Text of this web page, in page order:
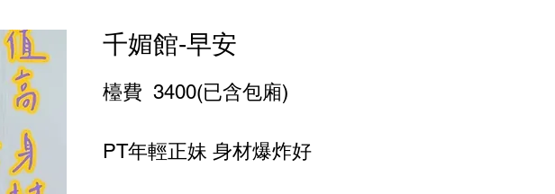
千媚館-早安
檯費 3400(已含包廂)
PT年輕正妹 身材爆炸好